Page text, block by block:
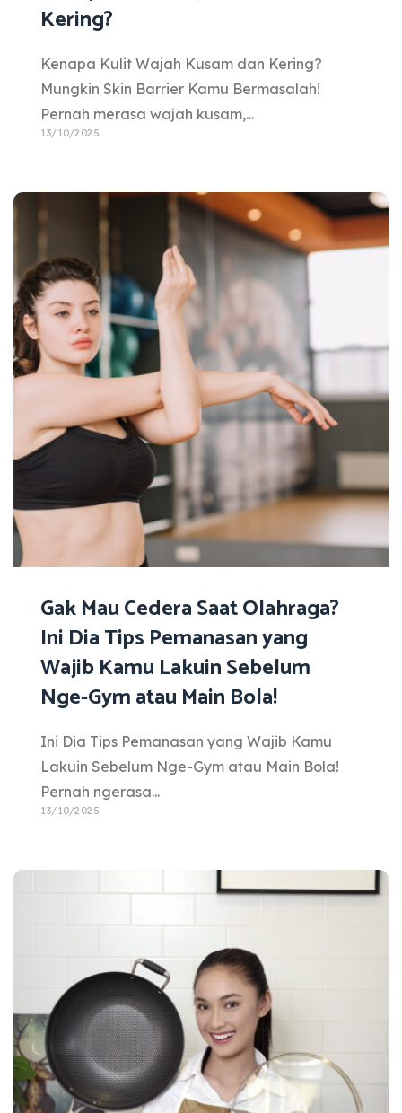
Kering?
Kenapa Kulit Wajah Kusam dan Kering?
Mungkin Skin Barrier Kamu Bermasalah!
Pernah merasa wajah kusam,...
13/10/2025
Gak Mau Cedera Saat Olahraga?
Ini Dia Tips Pemanasan yang
Wajib Kamu Lakuin Sebelum
Nge-Gym atau Main Bola!
Ini Dia Tips Pemanasan yang Wajib Kamu
Lakuin Sebelum Nge-Gym atau Main Bola!
Pernah ngerasa...
13/10/2025